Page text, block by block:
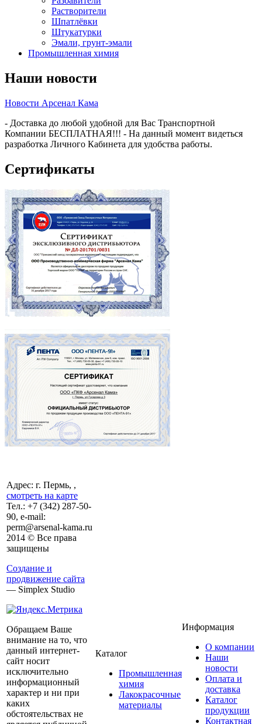
Растворители
Шпатлёвки
Штукатурки
Эмали, грунт-эмали
Промышленная химия
Наши новости
Новости Арсенал Кама
- Доставка до любой удобной для Вас Транспортной
Компании БЕСПЛАТНАЯ!!! - На данный момент видеться
разработка Личного Кабинета для удобства работы.
Сертификаты
Адрес: г. Пермь, ,
смотреть на карте
Тел.: +7 (342) 287-50-
90, e-mail:
perm@arsenal-kama.ru
2014 © Все права
защищены
Создание и
продвижение сайта
— Simplex Studio
Обращаем Ваше
внимание на то, что
данный интернет-
сайт носит
исключительно
информационный
характер и ни при
каких
обстоятельствах не
Каталог
Промышленная
химия
Лакокрасочные
материалы
Информация
О компании
Наши
новости
Оплата и
доставка
Каталог
продукции
Контактная